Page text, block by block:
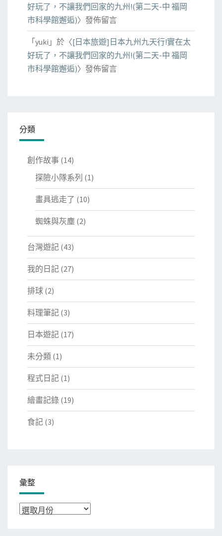
好玩了，不讓我們回家的九州!(第二天-中 福岡
市科學館邂逅)〉發佈留言
「yuki 」於〈[日本旅遊]日本九州九天行!實在太
好玩了，不讓我們回家的九州!(第二天-中 福岡
市科學館邂逅)〉發佈留言
分類
創作故事 (14)
探險小隊系列 (1)
畫具逃走了 (10)
蜘蛛與灰塵 (2)
台灣遊記 (43)
我的日記 (27)
排球 (2)
料理筆記 (3)
日本遊記 (17)
未分類 (1)
程式日記 (1)
繪畫記錄 (19)
食記 (3)
彙整
彙